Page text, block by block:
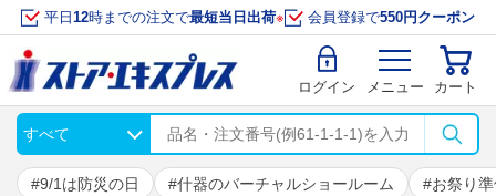
平日 12時までの注文で最短当日出荷※ 会員登録で550円クーポン
ログイン メニュー カート
9/1は防災の日 什器のバーチャルショールーム お祭り